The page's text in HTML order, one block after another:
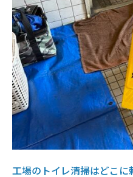
工場のトイレ清掃はどこ